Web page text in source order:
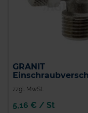
GRANIT
zzgl. MwSt.
5,16 € / St